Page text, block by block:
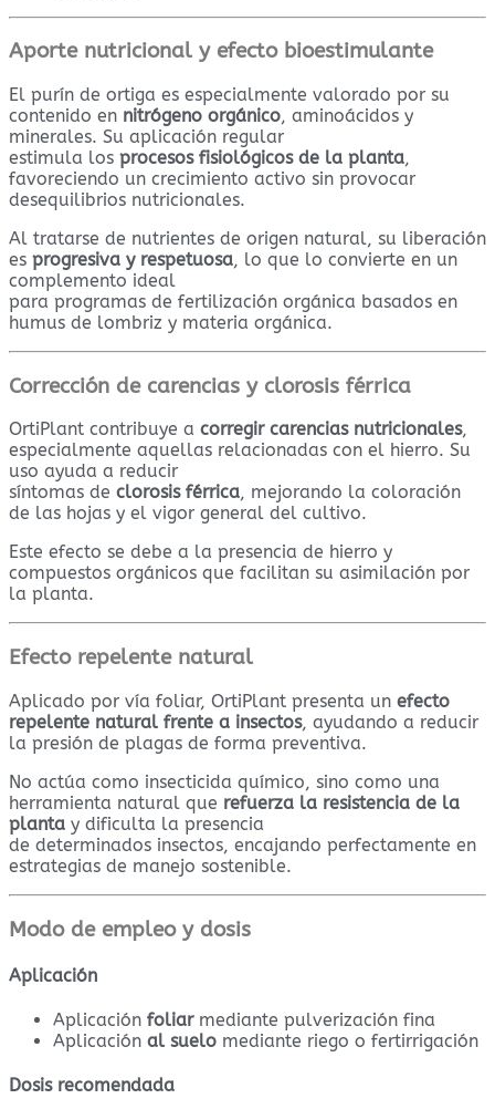
Aporte nutricional y efecto bioestimulante
El purín de ortiga es especialmente valorado por su
contenido en nitrógeno orgánico, aminoácidos y
minerales. Su aplicación regular
estimula los procesos fisiológicos de la planta,
favoreciendo un crecimiento activo sin provocar
desequilibrios nutricionales.
Al tratarse de nutrientes de origen natural, su liberación
es progresiva y respetuosa, lo que lo convierte en un
complemento ideal
para programas de fertilización orgánica basados en
humus de lombriz y materia orgánica.
Corrección de carencias y clorosis férrica
OrtiPlant contribuye a corregir carencias nutricionales,
especialmente aquellas relacionadas con el hierro. Su
uso ayuda a reducir
síntomas de clorosis férrica, mejorando la coloración
de las hojas y el vigor general del cultivo.
Este efecto se debe a la presencia de hierro y
compuestos orgánicos que facilitan su asimilación por
la planta.
Efecto repelente natural
Aplicado por vía foliar, OrtiPlant presenta un efecto
repelente natural frente a insectos, ayudando a reducir
la presión de plagas de forma preventiva.
No actúa como insecticida químico, sino como una
herramienta natural que refuerza la resistencia de la
planta y dificulta la presencia
de determinados insectos, encajando perfectamente en
estrategias de manejo sostenible.
Modo de empleo y dosis
Aplicación
Aplicación foliarmediante pulverización fina
Aplicación al suelo mediante riego o fertirrigación
Dosis recomendada